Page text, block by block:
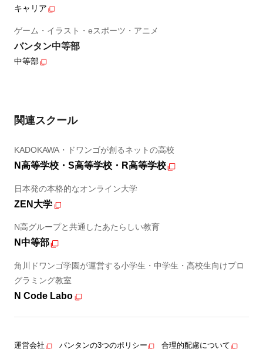
キャリア
ゲーム・イラスト・eスポーツ・アニメ
バンタン中等部
中等部
関連スクール
KADOKAWA・ドワンゴが創るネットの高校
N高等学校・S高等学校・R高等学校
日本発の本格的なオンライン大学
ZEN大学
N高グループと共通したあたらしい教育
N中等部
角川ドワンゴ学園が運営する小学生・中学生・高校生向けプロ
グラミング教室
N Code Labo
運営会社 バンタンの3つのポリシー 合理的配慮について